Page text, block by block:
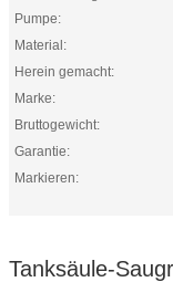
Pumpe:
Material:
Herein gemacht:
Marke:
Bruttogewicht:
Garantie:
Markieren:
Tanksäule-